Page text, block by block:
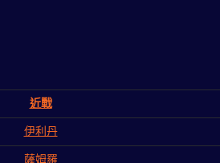
近戰
伊利丹
薩姆羅